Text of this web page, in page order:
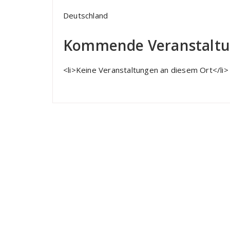
Deutschland
Kommende
<li>Keine Veranstaltungen an diesem Ort</li>